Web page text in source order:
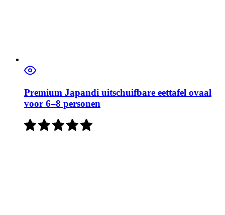
Premium Japandi uitschuifbare eettafel ovaal
voor 6–8 personen